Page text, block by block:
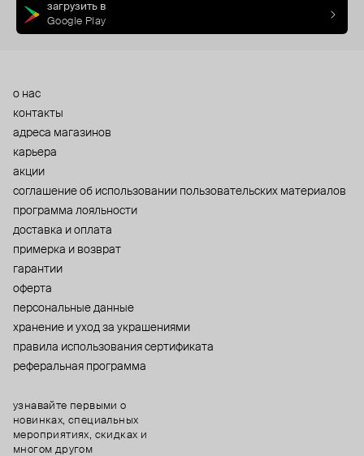
загрузить в
Google Play
о нас
контакты
адреса магазинов
карьера
акции
cоглашение об использовании пользовательских материалов
программа лояльности
доставка и оплата
примерка и возврат
гарантии
оферта
персональные данные
хранение и уход за украшениями
правила использования сертификата
реферальная программа
узнавайте первыми о
новинках, специальных
мероприятиях, скидках и
многом другом